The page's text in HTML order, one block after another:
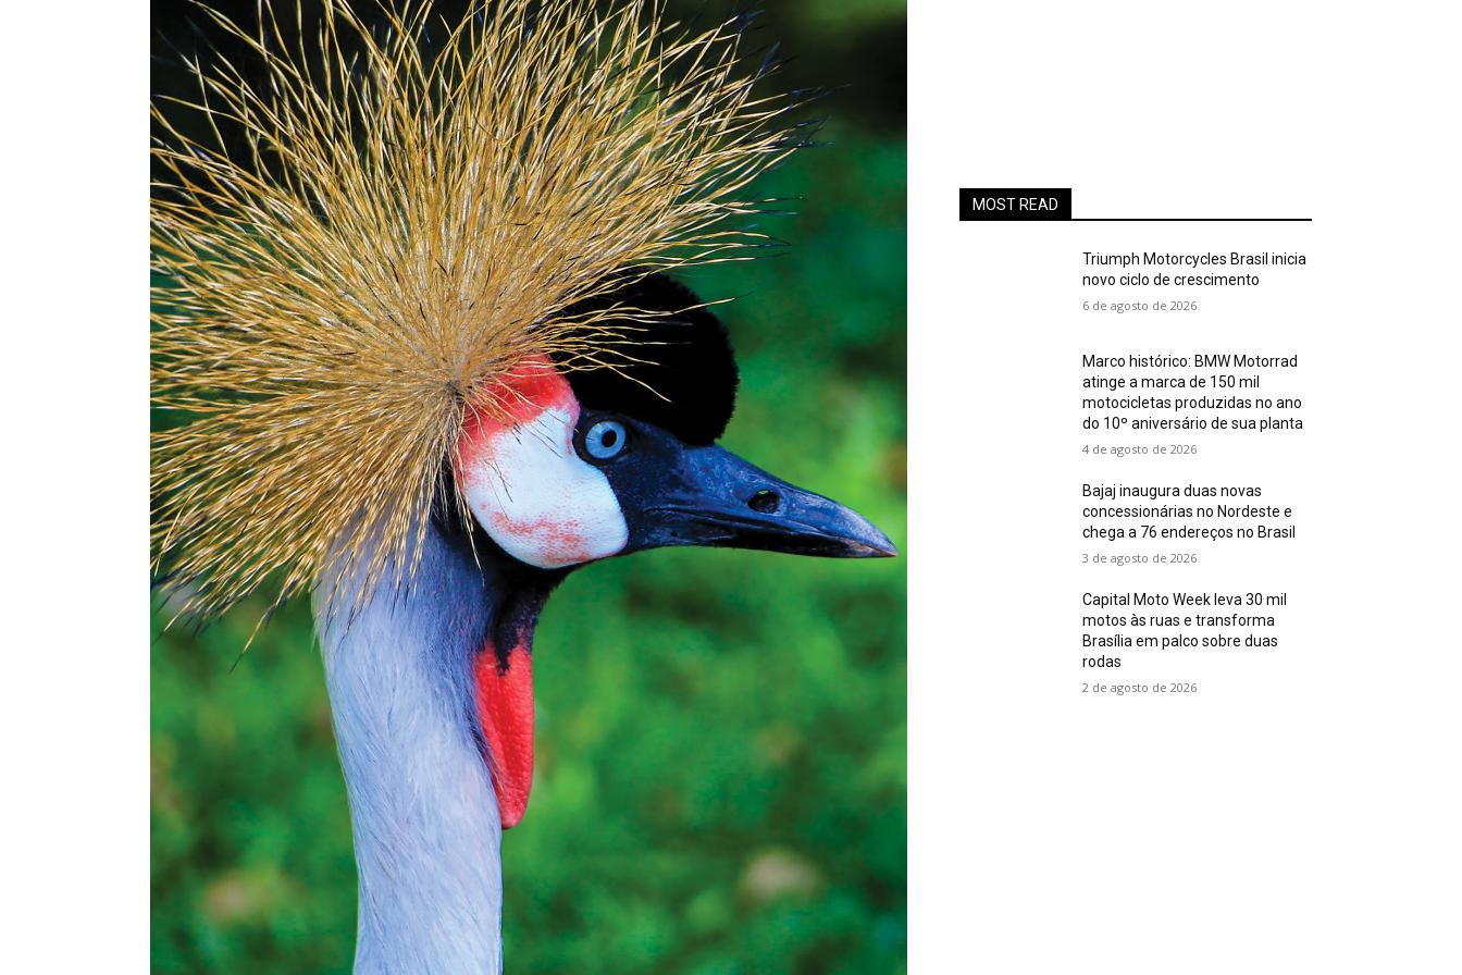
MOST READ
Triumph Motorcycles Brasil inicia
novo ciclo de crescimento
6 de agosto de 2026
Marco histórico: BMW Motorrad
atinge a marca de 150 mil
motocicletas produzidas no ano
do 10º aniversário de sua planta
4 de agosto de 2026
Bajaj inaugura duas novas
concessionárias no Nordeste e
chega a 76 endereços no Brasil
3 de agosto de 2026
Capital Moto Week leva 30 mil
motos às ruas e transforma
Brasília em palco sobre duas
rodas
2 de agosto de 2026